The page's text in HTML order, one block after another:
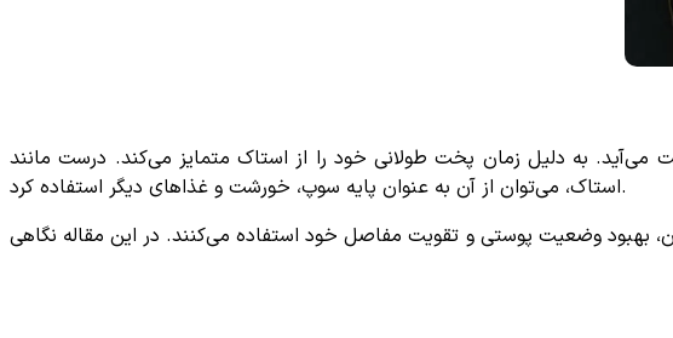
به دلیل زمان پخت طولانی خود را از استاک متمایز می‌کند. درست مانند
استاک، می‌توان از آن به عنوان پایه سوپ، خورشت و غذاهای دیگر استفاده کرد.
بهبود وضعیت پوستی و تقویت مفاصل خود استفاده می‌کنند. در این مقاله نگاهی